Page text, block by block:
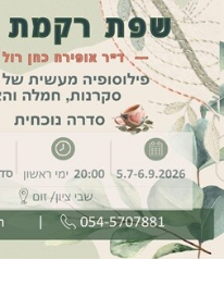
תאונה על כביש 89
שריפת חורש ופסולת באזור אבן
מעלות-תרשיחא: פסטיבל
מתחברים: הגליל המערבי והעליון